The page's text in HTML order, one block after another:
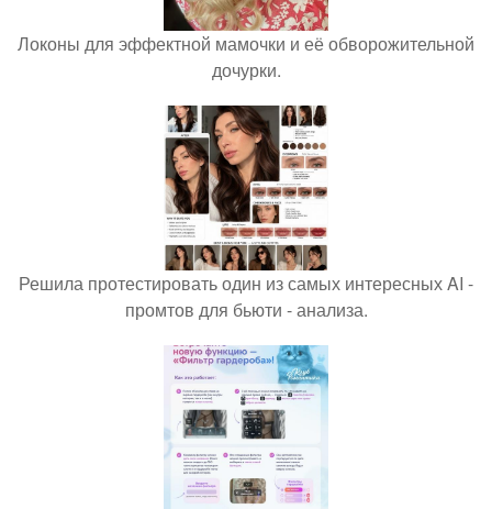
Локоны для эффектной мамочки и её обворожительной
дочурки.
Решила протестировать один из самых интересных AI -
промтов для бьюти - анализа.